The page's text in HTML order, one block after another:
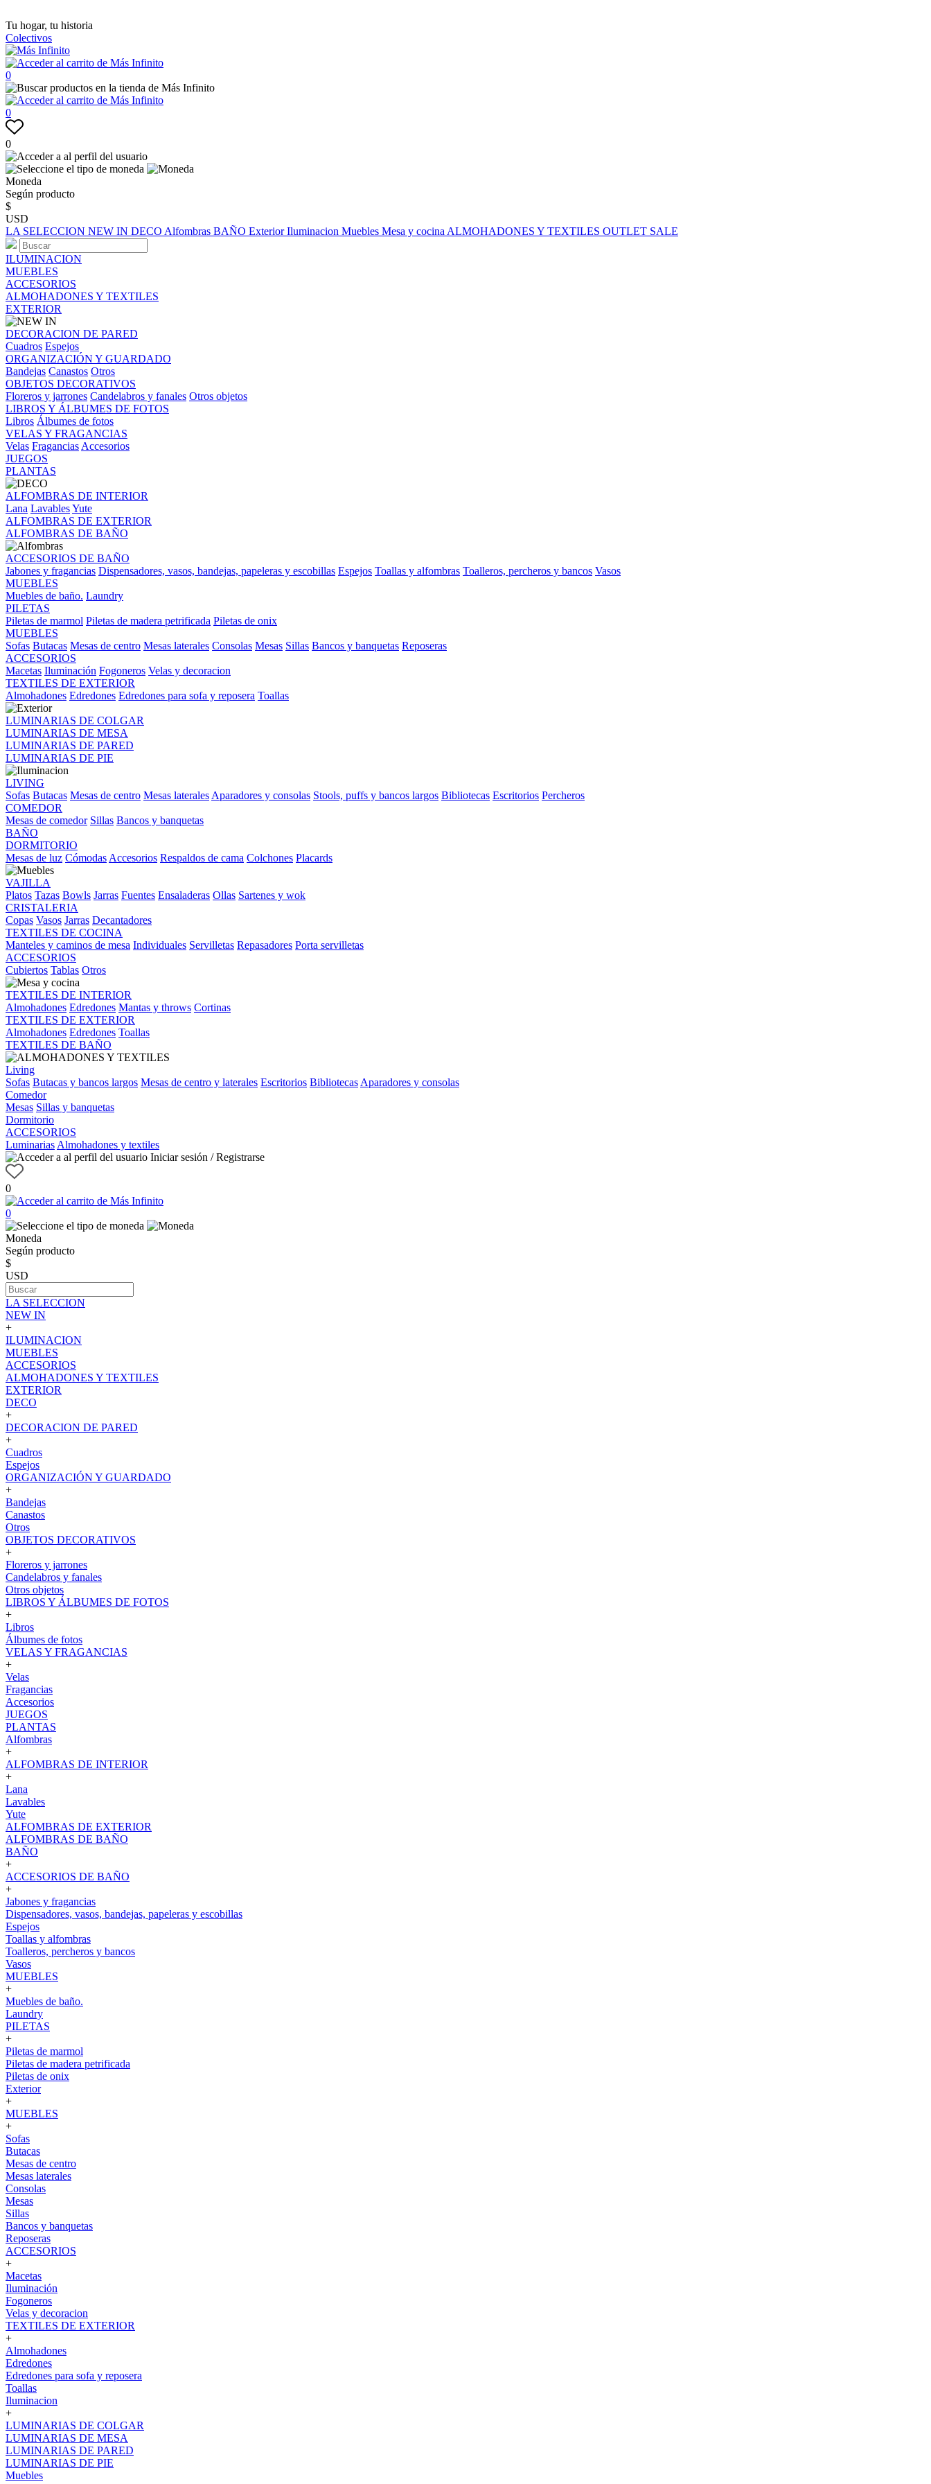
Tu hogar, tu historia
Colectivos
0
0
0
Moneda
Según producto
$
USD
LA SELECCION NEW IN DECO Alfombras BAÑO ExteriorIluminacion Muebles Mesa y cocina ALMOHADONES Y TEXTILES OUTLET SALE
ILUMINACION
MUEBLES
ACCESORIOS
ALMOHADONES Y TEXTILES
EXTERIOR
DECORACION DE PARED
Cuadros Espejos
ORGANIZACIÓN Y GUARDADO
Bandejas Canastos Otros
OBJETOS DECORATIVOS
Floreros y jarrones Candelabros y fanales Otros objetos
LIBROS Y ÁLBUMES DE FOTOS
Libros Álbumes de fotos
VELAS Y FRAGANCIAS
Velas Fragancias Accesorios
JUEGOS
PLANTAS
ALFOMBRAS DE INTERIOR
Lana LavablesYute
ALFOMBRAS DE EXTERIOR
ALFOMBRAS DE BAÑO
ACCESORIOS DE BAÑO
Jabones y fragancias Dispensadores, vasos, bandejas, papeleras y escobillas Espejos Toallas y alfombras Toalleros, percheros y bancos Vasos
MUEBLES
Muebles de baño. Laundry
PILETAS
Piletas de marmol Piletas de madera petrificada Piletas de onix
MUEBLES
Sofas Butacas Mesas de centro Mesas laterales Consolas Mesas Sillas Bancos y banquetas Reposeras
ACCESORIOS
Macetas Iluminación Fogoneros Velas y decoracion
TEXTILES DE EXTERIOR
Almohadones Edredones Edredones para sofa y reposera Toallas
LUMINARIAS DE COLGAR
LUMINARIAS DE MESA
LUMINARIAS DE PARED
LUMINARIAS DE PIE
LIVING
Sofas Butacas Mesas de centro Mesas laterales Aparadores y consolas Stools, puffs y bancos largos Bibliotecas Escritorios Percheros
COMEDOR
Mesas de comedor Sillas Bancos y banquetas
BAÑO
DORMITORIO
Mesas de luz Cómodas Accesorios Respaldos de cama Colchones Placards
VAJILLA
Platos Tazas Bowls Jarras Fuentes Ensaladeras Ollas Sartenes y wok
CRISTALERIA
Copas Vasos Jarras Decantadores
TEXTILES DE COCINA
Manteles y caminos de mesa Individuales Servilletas Repasadores Porta servilletas
ACCESORIOS
Cubiertos Tablas Otros
TEXTILES DE INTERIOR
Almohadones Edredones Mantas y throws Cortinas
TEXTILES DE EXTERIOR
Almohadones Edredones Toallas
TEXTILES DE BAÑO
Living
Sofas Butacas y bancos largos Mesas de centro y laterales Escritorios Bibliotecas Aparadores y consolas
Comedor
Mesas Sillas y banquetas
Dormitorio
ACCESORIOS
Luminarias Almohadones y textiles
Iniciar sesión / Registrarse
0
0
Moneda
Según producto
$
USD
LA SELECCION
NEW IN
+
ILUMINACION
MUEBLES
ACCESORIOS
ALMOHADONES Y TEXTILES
EXTERIOR
DECO
+
DECORACION DE PARED
+
Cuadros
Espejos
ORGANIZACIÓN Y GUARDADO
+
Bandejas
Canastos
Otros
OBJETOS DECORATIVOS
+
Floreros y jarrones
Candelabros y fanales
Otros objetos
LIBROS Y ÁLBUMES DE FOTOS
+
Libros
Álbumes de fotos
VELAS Y FRAGANCIAS
+
Velas
Fragancias
Accesorios
JUEGOS
PLANTAS
Alfombras
+
ALFOMBRAS DE INTERIOR
+
Lana
Lavables
Yute
ALFOMBRAS DE EXTERIOR
ALFOMBRAS DE BAÑO
BAÑO
+
ACCESORIOS DE BAÑO
+
Jabones y fragancias
Dispensadores, vasos, bandejas, papeleras y escobillas
Espejos
Toallas y alfombras
Toalleros, percheros y bancos
Vasos
MUEBLES
+
Muebles de baño.
Laundry
PILETAS
+
Piletas de marmol
Piletas de madera petrificada
Piletas de onix
Exterior
+
MUEBLES
+
Sofas
Butacas
Mesas de centro
Mesas laterales
Consolas
Mesas
Sillas
Bancos y banquetas
Reposeras
ACCESORIOS
+
Macetas
Iluminación
Fogoneros
Velas y decoracion
TEXTILES DE EXTERIOR
+
Almohadones
Edredones
Edredones para sofa y reposera
Toallas
Iluminacion
+
LUMINARIAS DE COLGAR
LUMINARIAS DE MESA
LUMINARIAS DE PARED
LUMINARIAS DE PIE
Muebles